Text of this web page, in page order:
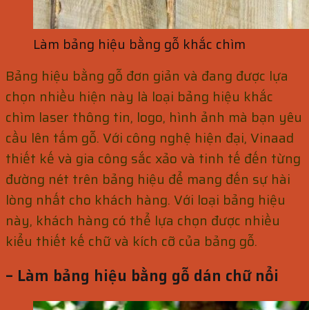
Làm bảng hiệu bằng gỗ khắc chìm
Bảng hiệu bằng gỗ đơn giản và đang được lựa
chọn nhiều hiện này là loại bảng hiệu khắc
chìm laser thông tin, logo, hình ảnh mà bạn yêu
cầu lên tấm gỗ. Với công nghệ hiện đại, Vinaad
thiết kế và gia công sắc xảo và tinh tế đến từng
đường nét trên bảng hiệu để mang đến sự hài
lòng nhất cho khách hàng. Với loại bảng hiệu
này, khách hàng có thể lựa chọn được nhiều
kiểu thiết kế chữ và kích cỡ của bảng gỗ.
– Làm bảng hiệu bằng gỗ dán chữ nổi